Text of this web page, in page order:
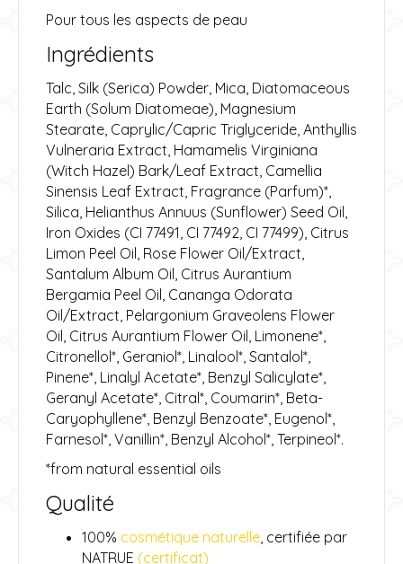
Pour tous les aspects de peau
Ingrédients
Talc, Silk (Serica) Powder, Mica, Diatomaceous
Earth (Solum Diatomeae), Magnesium
Stearate, Caprylic/Capric Triglyceride, Anthyllis
Vulneraria Extract, Hamamelis Virginiana
(Witch Hazel) Bark/Leaf Extract, Camellia
Sinensis Leaf Extract, Fragrance (Parfum)*,
Silica, Helianthus Annuus (Sunflower) Seed Oil,
Iron Oxides (CI 77491, CI 77492, CI 77499), Citrus
Limon Peel Oil, Rose Flower Oil/Extract,
Santalum Album Oil, Citrus Aurantium
Bergamia Peel Oil, Cananga Odorata
Oil/Extract, Pelargonium Graveolens Flower
Oil, Citrus Aurantium Flower Oil, Limonene*,
Citronellol*, Geraniol*, Linalool*, Santalol*,
Pinene*, Linalyl Acetate*, Benzyl Salicylate*,
Geranyl Acetate*, Citral*, Coumarin*, Beta-
Caryophyllene*, Benzyl Benzoate*, Eugenol*,
Farnesol*, Vanillin*, Benzyl Alcohol*, Terpineol*.
*from natural essential oils
Qualité
100% cosmétique naturelle , certifiée par
NATRUE (certificat)